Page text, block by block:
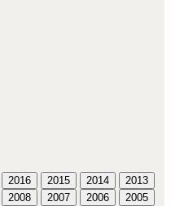
2016 2015 2014
2013
2008 2007 2006
2005